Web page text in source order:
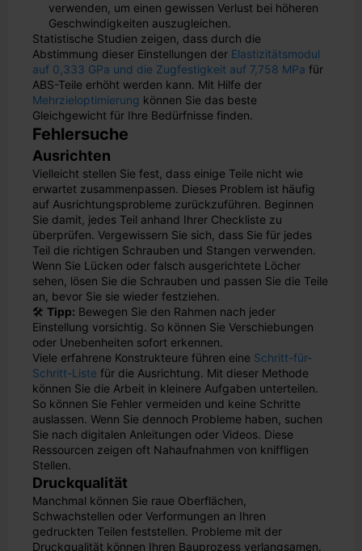
verwenden, um einen gewissen Verlust bei höheren
Geschwindigkeiten auszugleichen.
Statistische Studien zeigen, dass durch die
Abstimmung dieser Einstellungen der Elastizitätsmodul
auf 0,333 GPa und die Zugfestigkeit auf 7,758 MPa für
ABS-Teile erhöht werden kann. Mit Hilfe der
Mehrzieloptimierung können Sie das beste
Gleichgewicht für Ihre Bedürfnisse finden.
Fehlersuche
Ausrichten
Vielleicht stellen Sie fest, dass einige Teile nicht wie
erwartet zusammenpassen. Dieses Problem ist häufig
auf Ausrichtungsprobleme zurückzuführen. Beginnen
Sie damit, jedes Teil anhand Ihrer Checkliste zu
überprüfen. Vergewissern Sie sich, dass Sie für jedes
Teil die richtigen Schrauben und Stangen verwenden.
Wenn Sie Lücken oder falsch ausgerichtete Löcher
sehen, lösen Sie die Schrauben und passen Sie die Teile
an, bevor Sie sie wieder festziehen.
🛠️ Tipp: Bewegen Sie den Rahmen nach jeder
Einstellung vorsichtig. So können Sie Verschiebungen
oder Unebenheiten sofort erkennen.
Viele erfahrene Konstrukteure führen eine Schritt-für-
Schritt-Liste für die Ausrichtung. Mit dieser Methode
können Sie die Arbeit in kleinere Aufgaben unterteilen.
So können Sie Fehler vermeiden und keine Schritte
auslassen. Wenn Sie dennoch Probleme haben, suchen
Sie nach digitalen Anleitungen oder Videos. Diese
Ressourcen zeigen oft Nahaufnahmen von kniffligen
Stellen.
Druckqualität
Manchmal können Sie raue Oberflächen,
Schwachstellen oder Verformungen an Ihren
gedruckten Teilen feststellen. Probleme mit der
Druckqualität können Ihren Bauprozess verlangsamen.